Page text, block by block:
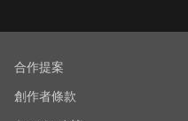
合作提案
創作者條款